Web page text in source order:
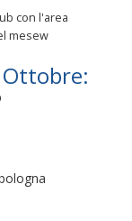
con l'area
mesew